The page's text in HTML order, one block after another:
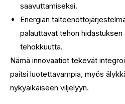
saavuttamiseksi.
Energian
palauttavat tehon hidastuksen
tehokkuutta.
Nämä innovaatiot tekevät
paitsi luotettavampia, myös
nykyaikaiseen viljelyyn.